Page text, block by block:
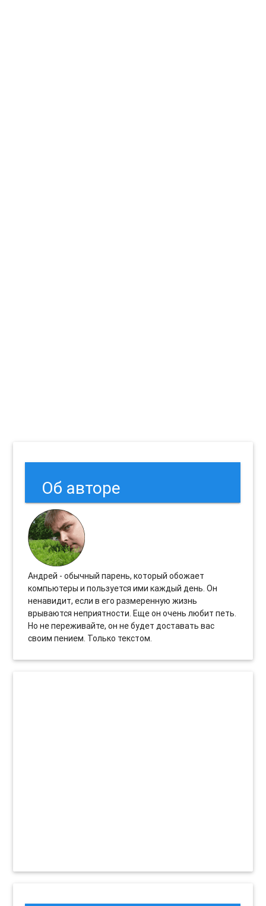
Об авторе
Андрей - обычный парень, который обожает
компьютеры и пользуется ими каждый день. Он
ненавидит, если в его размеренную жизнь
врываются неприятности. Еще он очень любит петь.
Но не переживайте, он не будет доставать вас
своим пением. Только текстом.